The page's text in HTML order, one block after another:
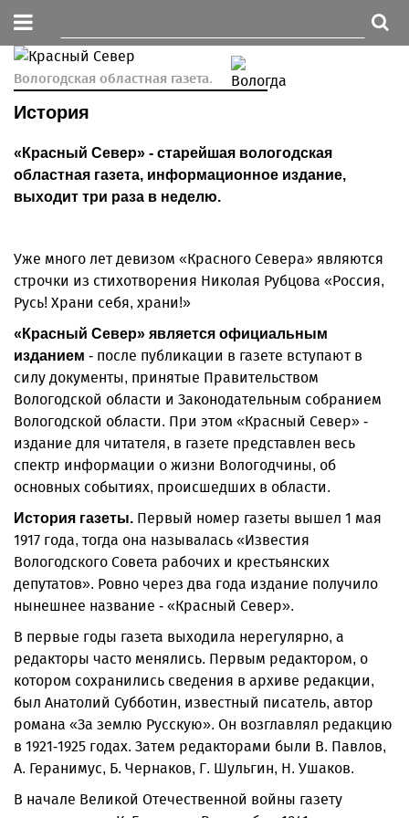
Вологодская областная газета.
История
«Красный Север» - старейшая вологодская
областная газета, информационное издание,
выходит три раза в неделю.
Уже много лет девизом «Красного Севера» являются
строчки из стихотворения Николая Рубцова «Россия,
Русь! Храни себя, храни!»
«Красный Север» является официальным
изданием - после публикации в газете вступают в
силу документы, принятые Правительством
Вологодской области и Законодательным собранием
Вологодской области. При этом «Красный Север» -
издание для читателя, в газете представлен весь
спектр информации о жизни Вологодчины, об
основных событиях, происшедших в области.
История газеты. Первый номер газеты вышел 1 мая
1917 года, тогда она называлась «Известия
Вологодского Совета рабочих и крестьянских
депутатов». Ровно через два года издание получило
нынешнее название - «Красный Север».
В первые годы газета выходила нерегулярно, а
редакторы часто менялись. Первым редактором, о
котором сохранились сведения в архиве редакции,
был Анатолий Субботин, известный писатель, автор
романа «За землю Русскую». Он возглавлял редакцию
в 1921-1925 годах. Затем редакторами были В. Павлов,
А. Геранимус, Б. Чернаков, Г. Шульгин, Н. Ушаков.
В начале Великой Отечественной войны газету